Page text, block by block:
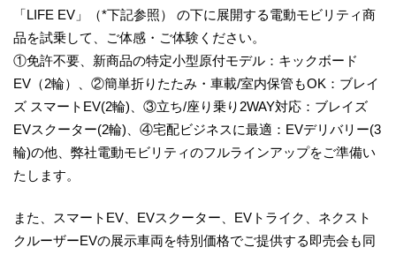
「LIFE EV」（*下記参照） の下に展開する電動モビリティ商
品を試乗して、ご体感・ご体験ください。
①免許不要、新商品の特定小型原付モデル：キックボード
EV（2輪）、②簡単折りたたみ・車載/室内保管もOK：ブレイ
ズ スマートEV(2輪)、③立ち/座り乗り2WAY対応：ブレイズ
EVスクーター(2輪)、④宅配ビジネスに最適：EVデリバリー(3
輪)の他、弊社電動モビリティのフルラインアップをご準備い
たします。
また、スマートEV、EVスクーター、EVトライク、ネクスト
クルーザーEVの展示車両を特別価格でご提供する即売会も同